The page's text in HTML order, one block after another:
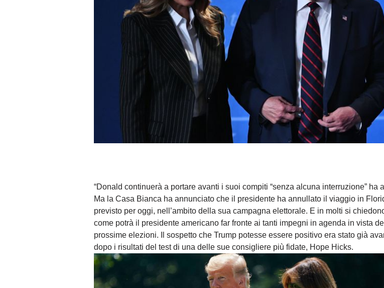
“Donald continuerà a portare avanti i suoi compiti “senza alcuna interruzione” ha
Ma la Casa Bianca ha annunciato che il presidente ha annullato il viaggio in
previsto per oggi, nell’ambito della sua campagna elettorale. E in molti si
come potrà il presidente americano far fronte ai tanti impegni in agenda in vista
prossime elezioni. Il sospetto che Trump potesse essere positivo era stato già
dopo i risultati del test di una delle sue consigliere più fidate, Hope Hicks.